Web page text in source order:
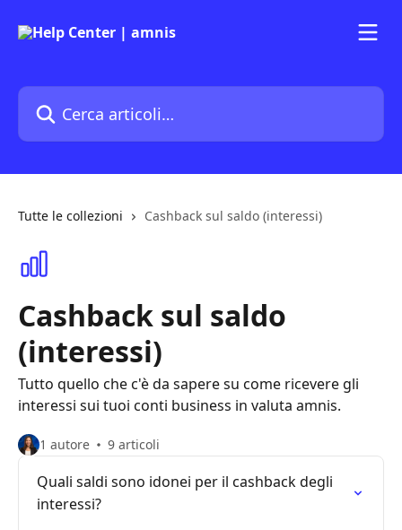
Cerca articoli…
Tutte le collezioni Cashback sul saldo (interessi)
Cashback sul saldo
(interessi)
Tutto quello che c'è da sapere su come ricevere gli
interessi sui tuoi conti business in valuta amnis.
1 autore 9 articoli
Quali saldi sono idonei per il cashback degli
interessi?